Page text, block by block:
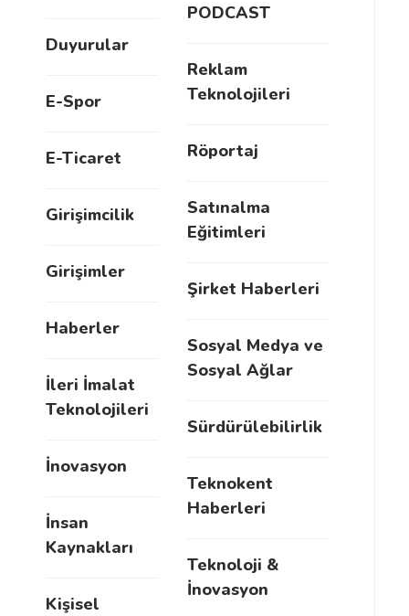
Duyurular
E-Spor
E-Ticaret
Girişimcilik
Girişimler
Haberler
İleri İmalat
Teknolojileri
İnovasyon
İnsan
Kaynakları
Kişisel
PODCAST
Reklam
Teknolojileri
Röportaj
Satınalma
Eğitimleri
Şirket Haberleri
Sosyal Medya ve
Sosyal Ağlar
Sürdürülebilirlik
Teknokent
Haberleri
Teknoloji &
İnovasyon